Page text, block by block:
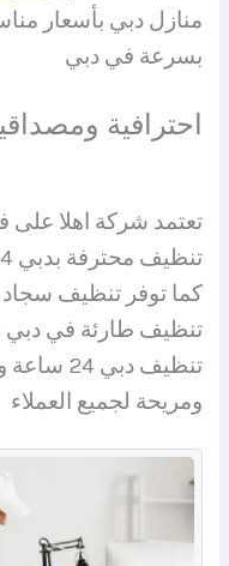
منازل دبي بأسعار
بسرعة في دبي
احترافية
تعتمد شركة اهلا
تنظيف طارئة في
تنظيف
ومريحة لجميع العملاء